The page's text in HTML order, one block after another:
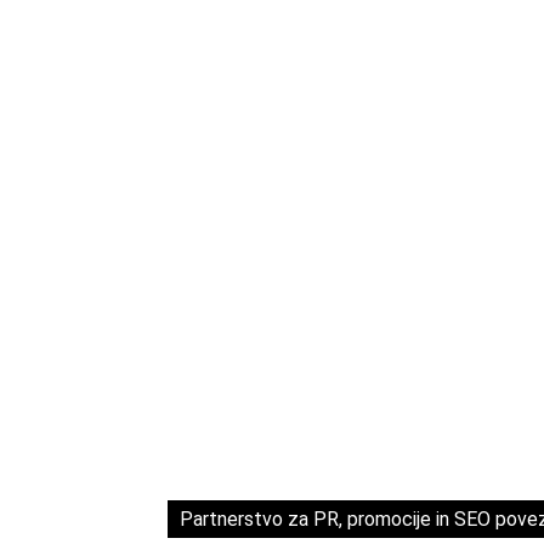
Partnerstvo za PR, promocije in SEO